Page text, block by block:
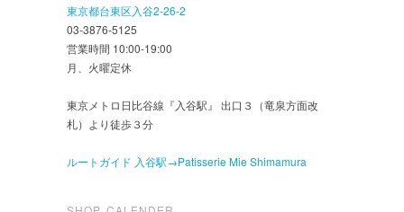
東京都台東区入谷2-26-2
03-3876-5125
営業時間 10:00-19:00
月、火曜定休
東京メトロ日比谷線『入谷駅』 出口３（竜泉方面改
札）より徒歩３分
ルートガイド 入谷駅→Patisserie Mie Shimamura